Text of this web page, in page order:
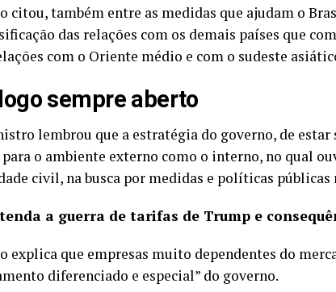
citou, também entre as medidas que ajudam o
das relações com os demais países que
com o Oriente médio e com o sudeste
sempre aberto
lembrou que a estratégia do governo, de
o ambiente externo como o interno, no qual
civil, na busca por medidas e políticas públicas
a guerra de tarifas de Trump e
explica que empresas muito dependentes do
diferenciado e especial” do governo.